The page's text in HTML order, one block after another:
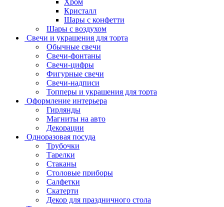
Кристалл
Шары с конфетти
Шары с воздухом
Свечи и украшения для торта
Обычные свечи
Свечи-фонтаны
Свечи-цифры
Фигурные свечи
Свечи-надписи
Топперы и украшения для торта
Оформление интерьера
Гирлянды
Магниты на авто
Декорации
Одноразовая посуда
Трубочки
Тарелки
Стаканы
Столовые приборы
Салфетки
Скатерти
Декор для праздничного стола